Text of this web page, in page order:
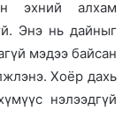
эхний алхам
Энэ нь дайныг
мэдээ байсан
Хоёр дахь
нэлээдгүй